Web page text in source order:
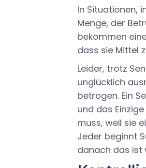
In Situationen,
Menge, der
bekommen
dass sie Mittel
Leider, trotz
unglücklich
betrogen. Ein
und das
muss, weil sie
Jeder beginnt
danach das ist